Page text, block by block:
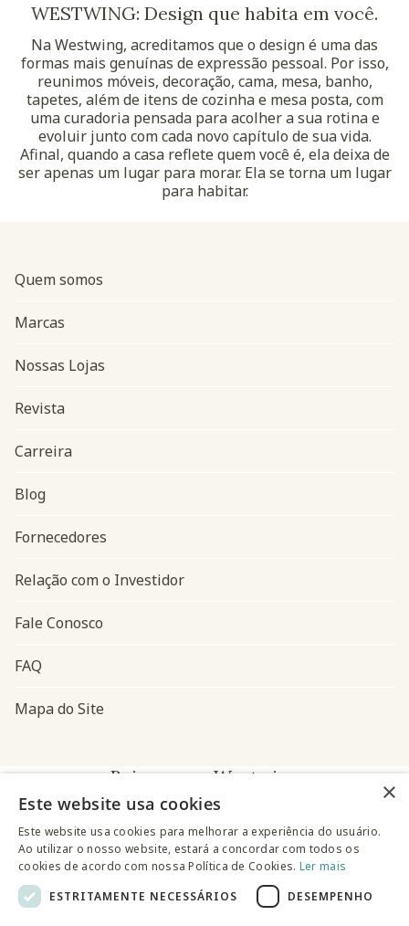
WESTWING: Design que habita em você.
Na Westwing, acreditamos que o design é uma das
formas mais genuínas de expressão pessoal. Por isso,
reunimos móveis, decoração, cama, mesa, banho,
tapetes, além de itens de cozinha e mesa posta, com
uma curadoria pensada para acolher a sua rotina e
evoluir junto com cada novo capítulo de sua vida.
Afinal, quando a casa reflete quem você é, ela deixa de
ser apenas um lugar para morar. Ela se torna um lugar
para habitar.
Navegação do rodapé
Quem somos
Marcas
Nossas Lojas
Revista
Carreira
Blog
Fornecedores
Relação com o Investidor
Fale Conosco
FAQ
Mapa do Site
Baixe o app Westwing
×
Este website usa cookies
Este website usa cookies para melhorar a experiência do usuário.
Ao utilizar o nosso website, estará a concordar com todos os
cookies de acordo com nossa Política de Cookies. Ler mais
ESTRITAMENTE NECESSÁRIOS
DESEMPENHO